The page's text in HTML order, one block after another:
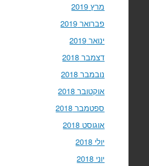
מרץ 2019
פברואר 2019
ינואר 2019
דצמבר 2018
נובמבר 2018
אוקטובר 2018
ספטמבר 2018
אוגוסט 2018
יולי 2018
יוני 2018